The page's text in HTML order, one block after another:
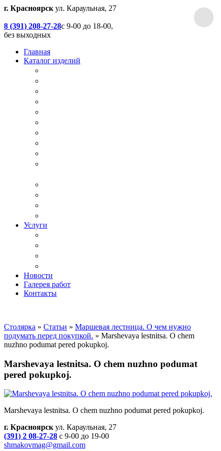
г. Красноярск ул. Караульная, 27
8 (391) 208-27-28с 9-00 до 18-00,
без выходных
Главная
Каталог изделий
Услуги
Новости
Галерея работ
Контакты
Столярка » Статьи » Маршевая лестница. О чем нужно
подумать перед покупкой. » Marshevaya lestnitsa. O chem
nuzhno podumat pered pokupkoj.
Marshevaya lestnitsa. O chem nuzhno podumat
pered pokupkoj.
Marshevaya lestnitsa. O chem nuzhno podumat pered pokupkoj.
г. Красноярскул. Караульная, 27
(391) 2 08-27-28 с 9-00 до 19-00
shmakovmag@gmail.com